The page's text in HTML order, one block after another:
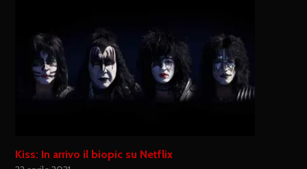
Kiss: In arrivo il biopic su Netflix